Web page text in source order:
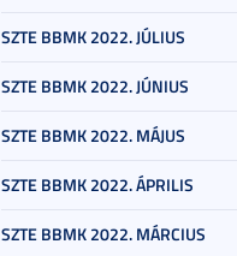
SZTE BBMK 2022. JÚLIUS
SZTE BBMK 2022. JÚNIUS
SZTE BBMK 2022. MÁJUS
SZTE BBMK 2022. ÁPRILIS
SZTE BBMK 2022. MÁRCIUS